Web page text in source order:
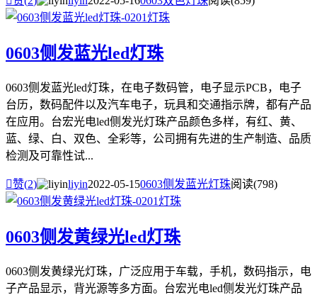
0603侧发蓝光led灯珠
0603侧发蓝光led灯珠，在电子数码管，电子显示PCB，电子
台历，数码配件以及汽车电子，玩具和交通指示牌，都有产品
在应用。台宏光电led侧发光灯珠产品颜色多样，有红、黄、
蓝、绿、白、双色、全彩等，公司拥有先进的生产制造、品质
检测及可靠性试...
赞(2) liyin2022-05-150603侧发蓝光灯珠阅读(798)
0603侧发黄绿光led灯珠
0603侧发黄绿光灯珠，广泛应用于车载，手机，数码指示，电
子产品显示，背光源等多方面。台宏光电led侧发光灯珠产品